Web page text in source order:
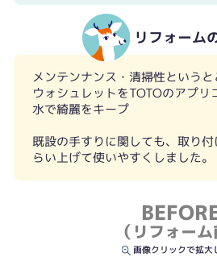
リフォーム
メンテンナンス・清掃性というと
ウォシュレットをTOTOのアプリ
水で綺麗をキープ
既設の手すりに関しても、取り
らい上げて使いやすくしました。
（リフォーム
画像クリックで拡大